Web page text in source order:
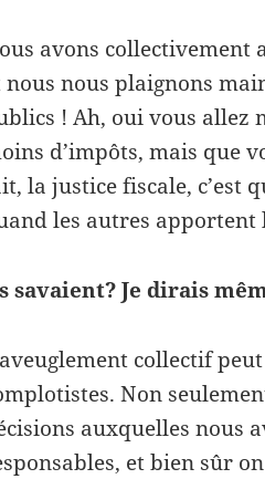
avons collectivement
nous nous plaignons
! Ah, oui vous allez
d’impôts, mais que
la justice fiscale, c’est
les autres
savaient? Je dirais
collectif
Non
auxquelles nous
et bien sûr